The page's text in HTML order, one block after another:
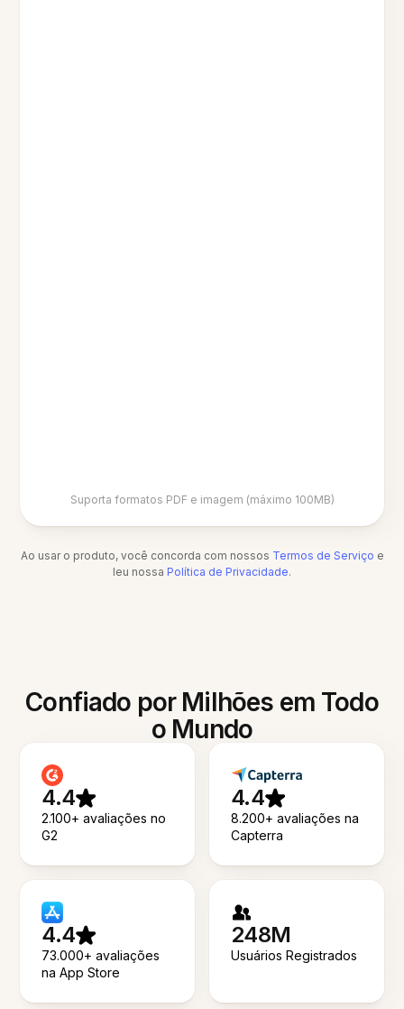
Suporta formatos PDF e imagem (máximo 100MB)
Ao usar o produto, você concorda com nossos Termos de Serviço e
leu nossa Política de Privacidade.
Confiado por Milhões em Todo
o Mundo
4.4
2.100+ avaliações no
G2
4.4
8.200+ avaliações na
Capterra
4.4
73.000+ avaliações
na App Store
248M
Usuários Registrados